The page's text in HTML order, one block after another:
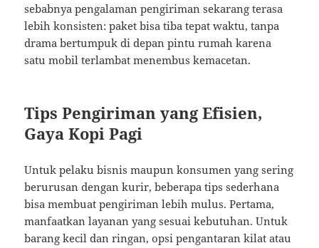
sebabnya pengalaman pengiriman sekarang terasa
lebih konsisten: paket bisa tiba tepat waktu, tanpa
drama bertumpuk di depan pintu rumah karena
satu mobil terlambat menembus kemacetan.
Tips Pengiriman yang Efisien,
Gaya Kopi Pagi
Untuk pelaku bisnis maupun konsumen yang sering
berurusan dengan kurir, beberapa tips sederhana
bisa membuat pengiriman lebih mulus. Pertama,
manfaatkan layanan yang sesuai kebutuhan. Untuk
barang kecil dan ringan, opsi pengantaran kilat atau